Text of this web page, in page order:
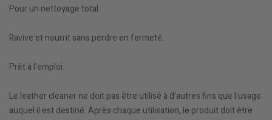
Pour un nettoyage total.
Ravive et nourrit sans perdre en fermeté.
Prêt à l'emploi.
Le leather cleaner ne doit pas être utilisé à d'autres fins que l'usage
auquel il est destiné. Après chaque utilisation, le produit doit être